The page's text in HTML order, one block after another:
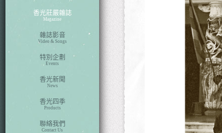
香光莊嚴雜誌
Magazine
雜誌影音
Video & Songs
特別企劃
Events
香光新聞
News
香光四季
Products
聯絡我們
Contact Us